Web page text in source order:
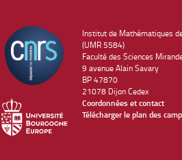
Institut de Mathématiques
(UMR 5584)
Faculté des Sciences
9 avenue Alain Savary
BP 47870
21078 Dijon Cedex
Coordonnées et contact
Télécharger le plan des